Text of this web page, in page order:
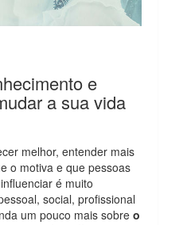
e
a sua vida
melhor, entender mais
o motiva e que pessoas
é muito
social, profissional
um pouco mais sobreo